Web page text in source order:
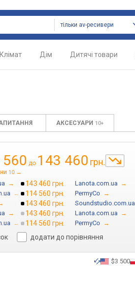
тільки av-ресивери
Клімат Дім Дитячі товари
АКСЕСУАРИ 10+
560 до 143 460 грн.
10 →
→ 143 460 грн. Lanota.com.ua →
→ 114 560 грн. PermyCo →
143 460 грн. Soundstudio.com.ua
→ 143 460 грн. Lanota.com.ua →
→ 114 560 грн. PermyCo →
додати до порівняння
$3 500